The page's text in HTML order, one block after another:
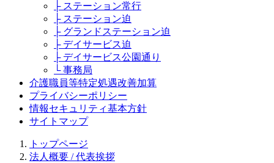
├ ステーション常行
├ ステーション迫
├ グランドステーション迫
├ デイサービス迫
├ デイサービス公園通り
└ 事務局
介護職員等特定処遇改善加算
プライバシーポリシー
情報セキュリティ基本方針
サイトマップ
トップページ
法人概要 / 代表挨拶